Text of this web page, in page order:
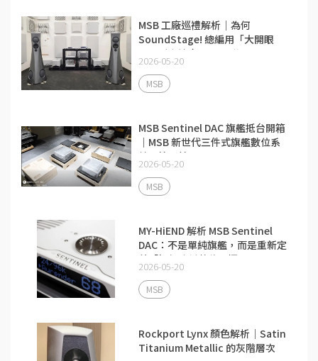
MSB 工廠巡禮解析｜為何
SoundStage! 總編用「大開眼
界」形容這家 DAC 品牌
2026-05-20
MSB
MSB Sentinel DAC 旗艦抵台開箱
｜MSB 新世代三件式旗艦數位系
統開箱影片
2026-05-20
MSB
MY-HiEND 解析 MSB Sentinel
DAC：不是單純旗艦，而是重新定
義「如何降低數位干擾」
2026-05-20
MSB
Rockport Lynx 顏色解析｜Satin
Titanium Metallic 的灰階層次